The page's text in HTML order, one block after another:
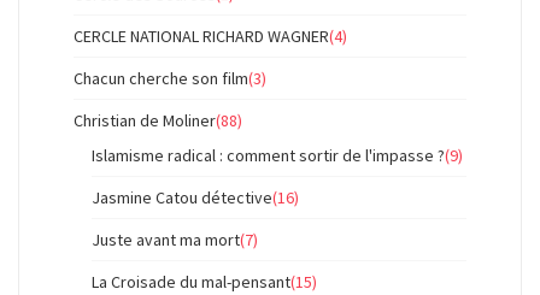
CERCLE NATIONAL RICHARD WAGNER(4)
Chacun cherche son film(3)
Christian de Moliner(88)
Islamisme radical : comment sortir de l'impasse ?(9)
Jasmine Catou détective(16)
Juste avant ma mort(7)
La Croisade du mal-pensant(15)